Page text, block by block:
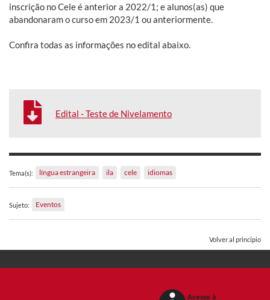
inscrição no Cele é anterior a 2022/1; e alunos(as) que
abandonaram o curso em 2023/1 ou anteriormente.
Confira todas as informações no edital abaixo.
Edital - Teste de Nivelamento
Tema(s): língua estrangeira ila cele idiomas
Sujeto: Eventos
Volver al principio